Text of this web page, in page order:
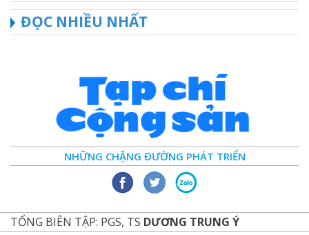
ĐỌC NHIỀU NHẤT
NHỮNG CHẶNG ĐƯỜNG PHÁT TRIỂN
TỔNG BIÊN TẬP: PGS, TS DƯƠNG TRUNG Ý